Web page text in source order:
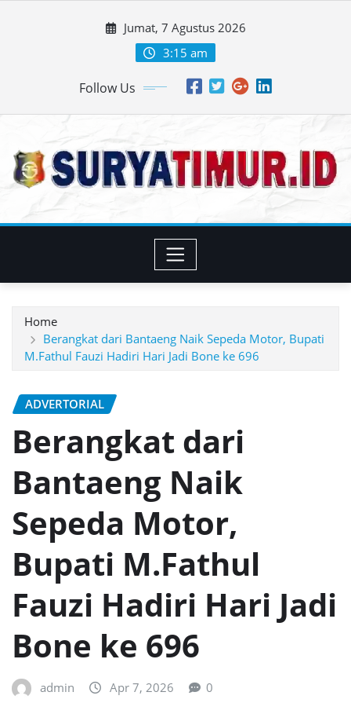
Jumat, 7 Agustus 2026
3:15 am
Follow Us
Home
Berangkat dari Bantaeng Naik Sepeda Motor, Bupati
M.Fathul Fauzi Hadiri Hari Jadi Bone ke 696
ADVERTORIAL
Berangkat dari
Bantaeng Naik
Sepeda Motor,
Bupati M.Fathul
Fauzi Hadiri Hari Jadi
Bone ke 696
admin Apr 7, 2026 0